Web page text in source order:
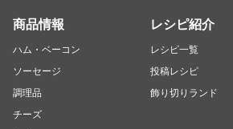
商品情報
ハム・ベーコン
ソーセージ
調理品
チーズ
レシピ紹介
レシピ一覧
投稿レシピ
飾り切りランド